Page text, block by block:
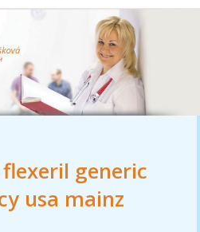
generic
usa mainz